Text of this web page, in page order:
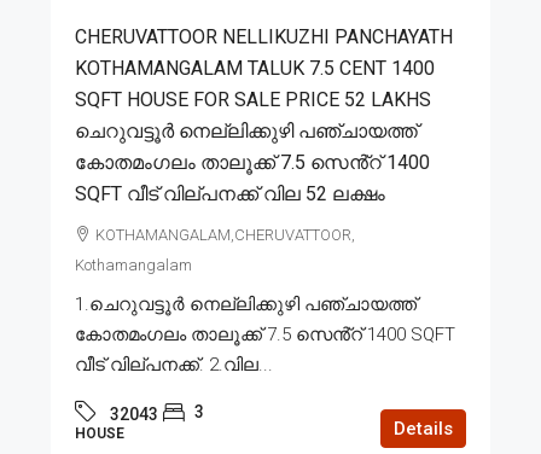
CHERUVATTOOR NELLIKUZHI PANCHAYATH
KOTHAMANGALAM TALUK 7.5 CENT 1400
SQFT HOUSE FOR SALE PRICE 52 LAKHS
ചെറുവട്ടൂർ നെല്ലിക്കുഴി പഞ്ചായത്ത്
കോതമംഗലം താലൂക്ക് 7.5 സെൻ്റ് 1400
SQFT വീട് വില്പനക്ക് വില 52 ലക്ഷം
KOTHAMANGALAM,CHERUVATTOOR,
Kothamangalam
1.ചെറുവട്ടൂർ നെല്ലിക്കുഴി പഞ്ചായത്ത്
കോതമംഗലം താലൂക്ക് 7.5 സെൻ്റ് 1400 SQFT
വീട് വില്പനക്ക്. 2.വില...
32043 3
HOUSE Details